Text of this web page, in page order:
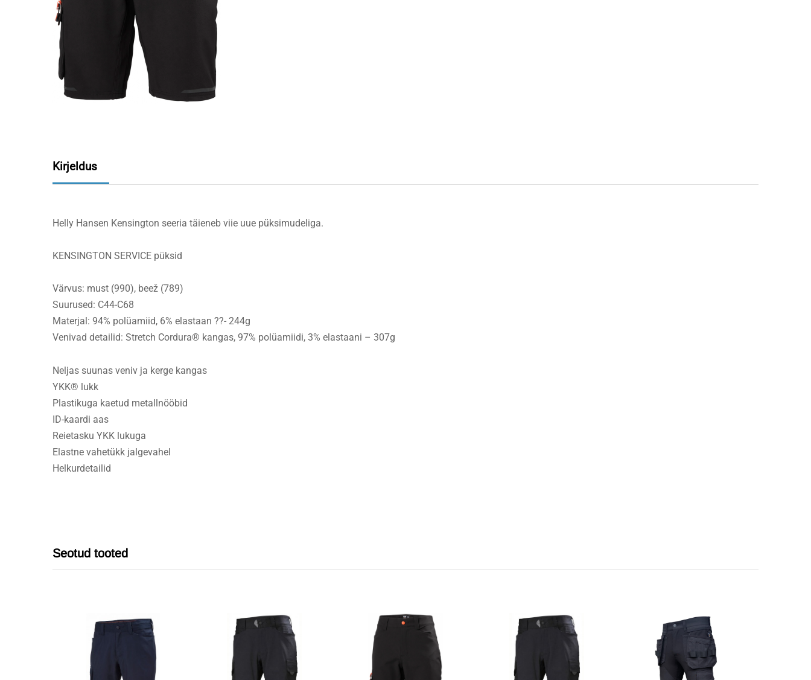
Kirjeldus
Helly Hansen Kensington seeria täieneb viie uue püksimudeliga.
KENSINGTON SERVICE püksid
Värvus: must (990), beež (789)
Suurused: C44-C68
Materjal: 94% polüamiid, 6% elastaan ??- 244g
Venivad detailid: Stretch Cordura® kangas, 97% polüamiidi, 3% elastaani – 307g
Neljas suunas veniv ja kerge kangas
YKK® lukk
Plastikuga kaetud metallnööbid
ID-kaardi aas
Reietasku YKK lukuga
Elastne vahetükk jalgevahel
Helkurdetailid
Seotud tooted